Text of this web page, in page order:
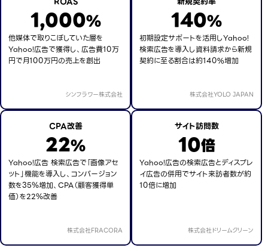
1,000%
他媒体で取りこぼしていた層を
Yahoo!広告で獲得し、広告費10万
円で月100万円の売上を創出
シンフラワー株式会社
140%
初期設定サポートを活用しYahoo!
検索広告を導入し資料請求から新規
契約に至る割合は約140%増加
株式会社YOLO JAPAN
CPA改善
22%
Yahoo!広告 検索広告で「画像アセ
ット」機能を導入し、コンバージョン
数を35％増加、CPA（顧客獲得単
価）を22％改善
株式会社FRACORA
サイト訪問数
10倍
Yahoo!広告の検索広告とディスプレ
イ広告の併用でサイト来訪者数が約
10倍に増加
株式会社ドリームクリーン